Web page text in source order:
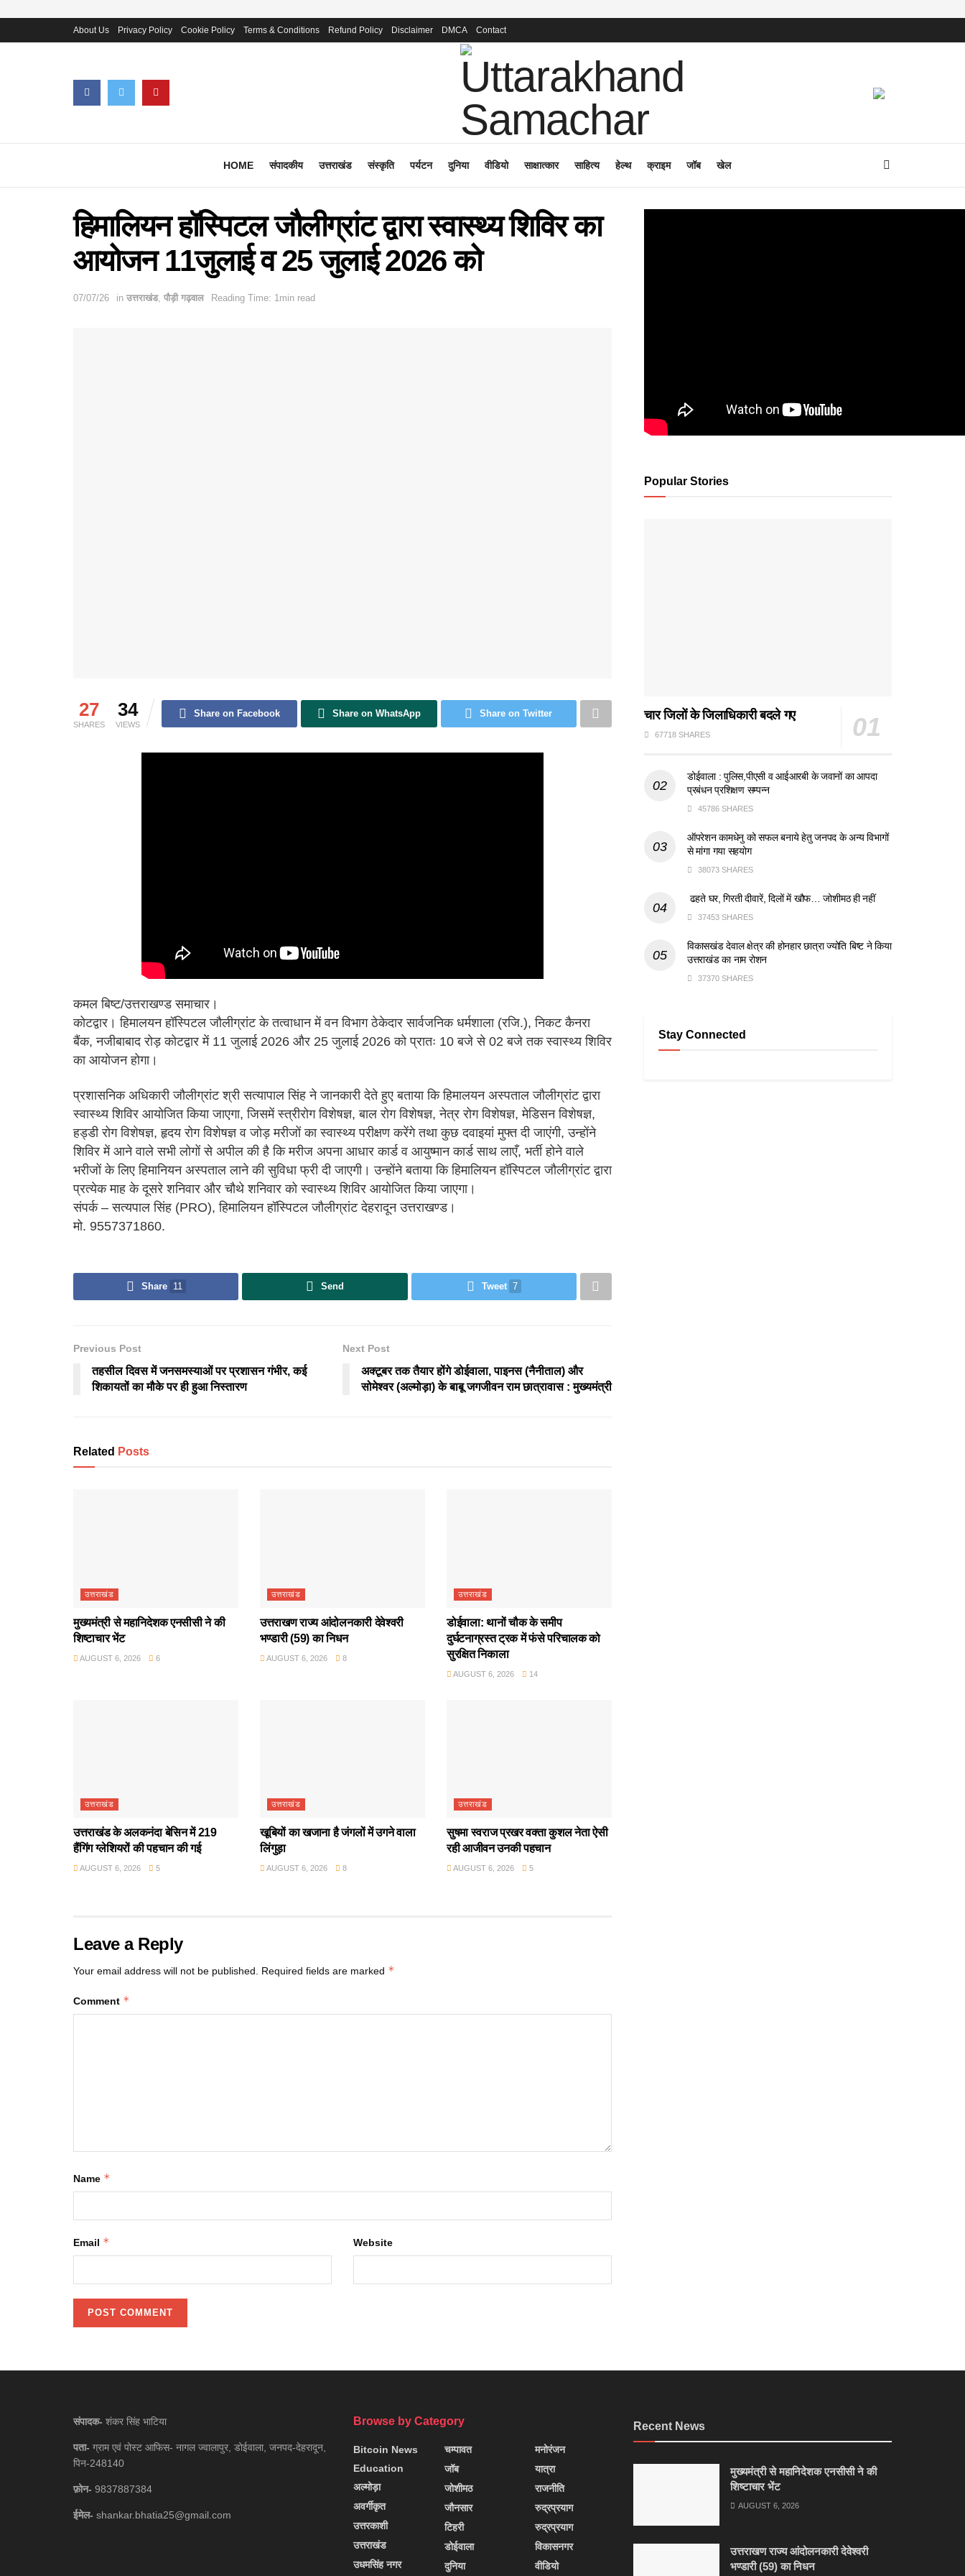
About Us Privacy Policy Cookie Policy Terms & Conditions Refund Policy Disclaimer DMCA Contact
HOME संपादकीय उत्तराखंड संस्कृति पर्यटन दुनिया वीडियो साक्षात्कार साहित्य हेल्थ क्राइम जॉब खेल
हिमालियन हॉस्पिटल जौलीग्रांट द्वारा स्वास्थ्य शिविर का
आयोजन 11जुलाई व 25 जुलाई 2026 को
07/07/26 in उत्तराखंड, पौड़ी गढ़वाल Reading Time: 1min read
27
SHARES
34
VIEWS
Share on Facebook Share on WhatsApp Share on Twitter
कमल बिष्ट/उत्तराखण्ड समाचार।
कोटद्वार। हिमालयन हॉस्पिटल जौलीग्रांट के तत्वाधान में वन विभाग ठेकेदार सार्वजनिक धर्मशाला (रजि.), निकट कैनरा
बैंक, नजीबाबाद रोड़ कोटद्वार में 11 जुलाई 2026 और 25 जुलाई 2026 को प्रातः 10 बजे से 02 बजे तक स्वास्थ्य शिविर
का आयोजन होगा।
प्रशासनिक अधिकारी जौलीग्रांट श्री सत्यापाल सिंह ने जानकारी देते हुए बताया कि हिमालयन अस्पताल जौलीग्रांट द्वारा
स्वास्थ्य शिविर आयोजित किया जाएगा, जिसमें स्त्रीरोग विशेषज्ञ, बाल रोग विशेषज्ञ, नेत्र रोग विशेषज्ञ, मेडिसन विशेषज्ञ,
हड्डी रोग विशेषज्ञ, हृदय रोग विशेषज्ञ व जोड़ मरीजों का स्वास्थ्य परीक्षण करेंगे तथा कुछ दवाइयां मुफ्त दी जाएंगी, उन्होंने
शिविर में आने वाले सभी लोगों से अपील की है कि मरीज अपना आधार कार्ड व आयुष्मान कार्ड साथ लाएँ, भर्ती होने वाले
भरीजों के लिए हिमानियन अस्पताल लाने की सुविधा फ्री दी जाएगी। उन्होंने बताया कि हिमालियन हॉस्पिटल जौलीग्रांट द्वारा
प्रत्येक माह के दूसरे शनिवार और चौथे शनिवार को स्वास्थ्य शिविर आयोजित किया जाएगा।
संपर्क – सत्यपाल सिंह (PRO), हिमालियन हॉस्पिटल जौलीग्रांट देहरादून उत्तराखण्ड।
मो. 9557371860.
Share 11 Send Tweet 7
Previous Post
तहसील दिवस में जनसमस्याओं पर प्रशासन गंभीर, कई
शिकायतों का मौके पर ही हुआ निस्तारण
Next Post
अक्टूबर तक तैयार होंगे डोईवाला, पाइनस (नैनीताल) और
सोमेश्वर (अल्मोड़ा) के बाबू जगजीवन राम छात्रावास : मुख्यमंत्री
Related Posts
उत्तराखंड
मुख्यमंत्री से महानिदेशक एनसीसी ने की
शिष्टाचार भेंट
AUGUST 6, 2026 6
उत्तराखंड
उत्तराखण राज्य आंदोलनकारी देवेश्वरी
भण्डारी (59) का निधन
AUGUST 6, 2026 8
उत्तराखंड
डोईवाला: थानों चौक के समीप
दुर्घटनाग्रस्त ट्रक में फंसे परिचालक को
सुरक्षित निकाला
AUGUST 6, 2026 14
उत्तराखंड
उत्तराखंड के अलकनंदा बेसिन में 219
हैंगिंग ग्लेशियरों की पहचान की गई
AUGUST 6, 2026 5
उत्तराखंड
खूबियों का खजाना है जंगलों में उगने वाला
लिंगुड़ा
AUGUST 6, 2026 8
उत्तराखंड
सुषमा स्वराज प्रखर वक्ता कुशल नेता ऐसी
रही आजीवन उनकी पहचान
AUGUST 6, 2026 5
Leave a Reply
Your email address will not be published. Required fields are marked *
Comment *
Name *
Email * Website
Popular Stories
चार जिलों के जिलाधिकारी बदले गए
67718 SHARES
डोईवाला : पुलिस,पीएसी व आईआरबी के जवानों का आपदा
प्रबंधन प्रशिक्षण सम्पन्न
45786 SHARES
ऑपरेशन कामधेनु को सफल बनाये हेतु जनपद के अन्य विभागों
से मांगा गया सहयोग
38073 SHARES
ढहते घर, गिरती दीवारें, दिलों में खौफ… जोशीमठ ही नहीं
37453 SHARES
विकासखंड देवाल क्षेत्र की होनहार छात्रा ज्योति बिष्ट ने किया
उत्तराखंड का नाम रोशन
37370 SHARES
Stay Connected
संपादक- शंकर सिंह भाटिया
पता- ग्राम एवं पोस्ट आफिस- नागल ज्वालापुर, डोईवाला, जनपद-देहरादून,
पिन-248140
फ़ोन- 9837887384
ईमेल- shankar.bhatia25@gmail.com
Browse by Category
Bitcoin News
Education
अल्मोड़ा
अवर्गीकृत
उत्तरकाशी
उत्तराखंड
उधमसिंह नगर
चम्पावत
जॉब
जोशीमठ
जौनसार
टिहरी
डोईवाला
दुनिया
मनोरंजन
यात्रा
राजनीति
रुद्रप्रयाग
रुद्रप्रयाग
विकासनगर
वीडियो
Recent News
मुख्यमंत्री से महानिदेशक एनसीसी ने की
शिष्टाचार भेंट
AUGUST 6, 2026
उत्तराखण राज्य आंदोलनकारी देवेश्वरी
भण्डारी (59) का निधन